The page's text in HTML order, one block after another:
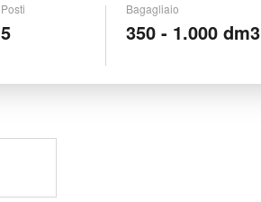
Posti
5
Bagagliaio
350 - 1.000 dm3